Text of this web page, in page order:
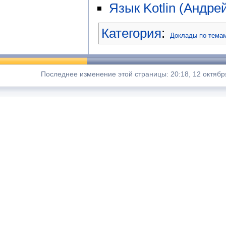
Язык Kotlin
Категория: Доклады по
Последнее изменение этой страницы: 20:18, 12